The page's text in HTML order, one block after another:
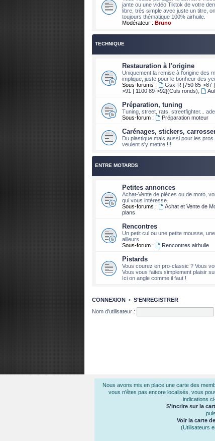
jante ou une vidéo Tiktok de votre
libre, très simple avec juste un titre,
toujours thématique 100% airhuile.
Modérateur : Bruno
TECHNIQUE
Restauration à l'origine
Uniquement la remise à l'origine des
implique, juste pour le bonheur des
Sous-forums :
Gsx-R [750 85->87
>91 | 1100 89->92](Culs ronds)
Préparation, tuning
Tuning, street, rats, streetfighter...
Sous-forum :
Préparation moteur
Carénages, stickers,
Du plastique mais aussi pour les
veulent s'y mettre !!!
ENTRE MOTARDS
Petites annonces
Achat-Vente de pièces ou de moto,
qui vous intéresse.
Sous-forums :
Achat et Vente de
plans
Rencontres
Un petit cul ou une petite mousse,
ailleurs
Sous-forum :
Rencontres airhuile
Pistards
Vous courez en pro-classic ? Vous
Vous vous faites simplement plaisir
Ici on angle comme il faut !
CONNEXION • S’ENREGISTRER
Nom d’utilisateur :
Nous avons mis en place une carte des
vous n'êtes pas encore localisés, vous
indications
S'incrire sur la
puis
Voir la carte
(Utilisateurs